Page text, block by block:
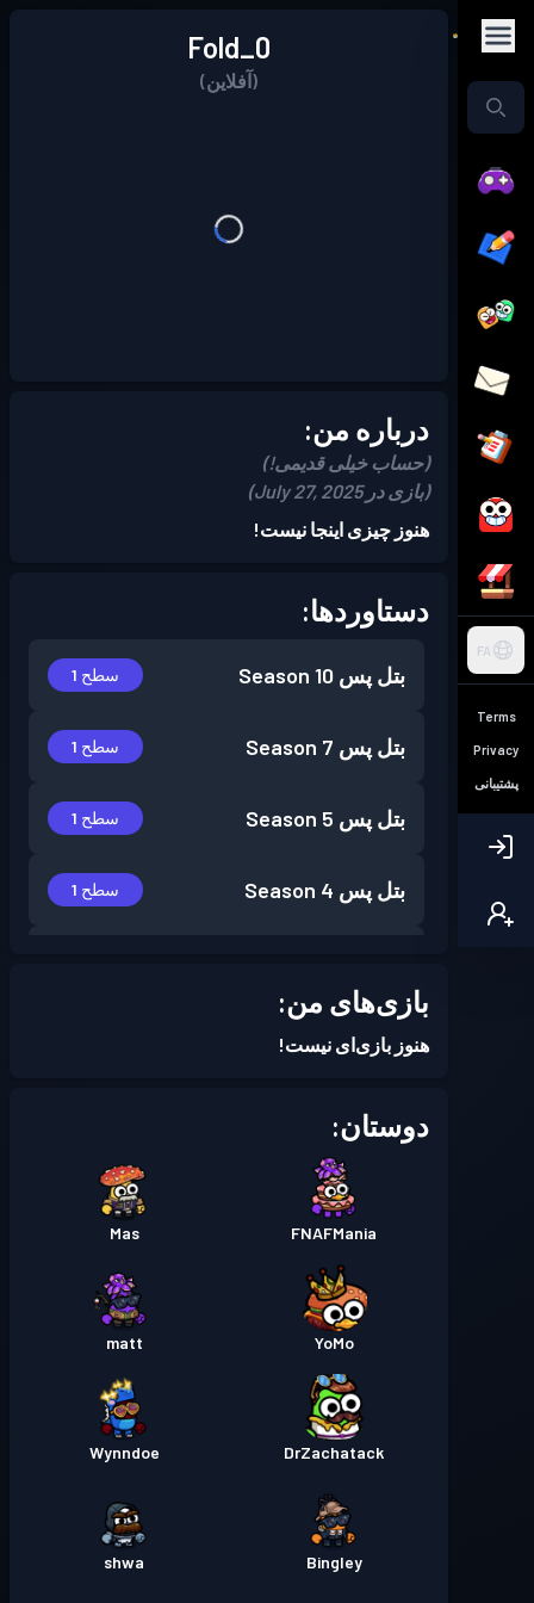
FA
Terms
Privacy
پشتیبانی
0_Fold
(آفلاین)
درباره من:
(حساب خیلی قدیمی!)
(بازی در July 27, 2025)
هنوز چیزی اینجا نیست!
دستاوردها:
بتل پس Season 10 سطح 1
بتل پس Season 7 سطح 1
بتل پس Season 5 سطح 1
بتل پس Season 4 سطح 1
بتل پس Season 1
بازی‌های من:
هنوز بازی‌ای نیست!
دوستان:
FNAFMania
Mas
YoMo
matt
DrZachatack
Wynndoe
Bingley
shwa